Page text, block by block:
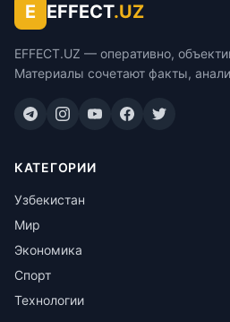
E EFFECT.UZ
EFFECT.UZ — оперативно,
Материалы сочетают факты,
КАТЕГОРИИ
Узбекистан
Мир
Экономика
Спорт
Технологии